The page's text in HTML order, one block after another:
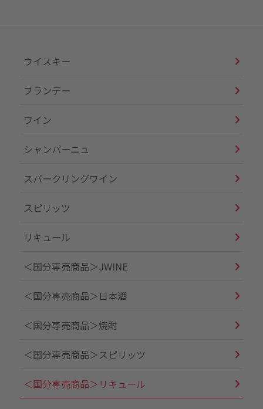
ウイスキー
ブランデー
ワイン
シャンパーニュ
スパークリングワイン
スピリッツ
リキュール
＜国分専売商品＞JWINE
＜国分専売商品＞日本酒
＜国分専売商品＞焼酎
＜国分専売商品＞スピリッツ
＜国分専売商品＞リキュール